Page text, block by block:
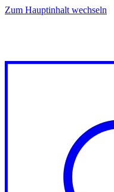
Zum Hauptinhalt wechseln